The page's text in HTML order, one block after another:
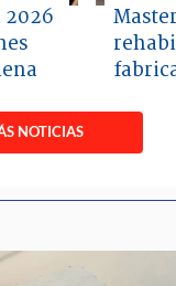
NOTICIAS